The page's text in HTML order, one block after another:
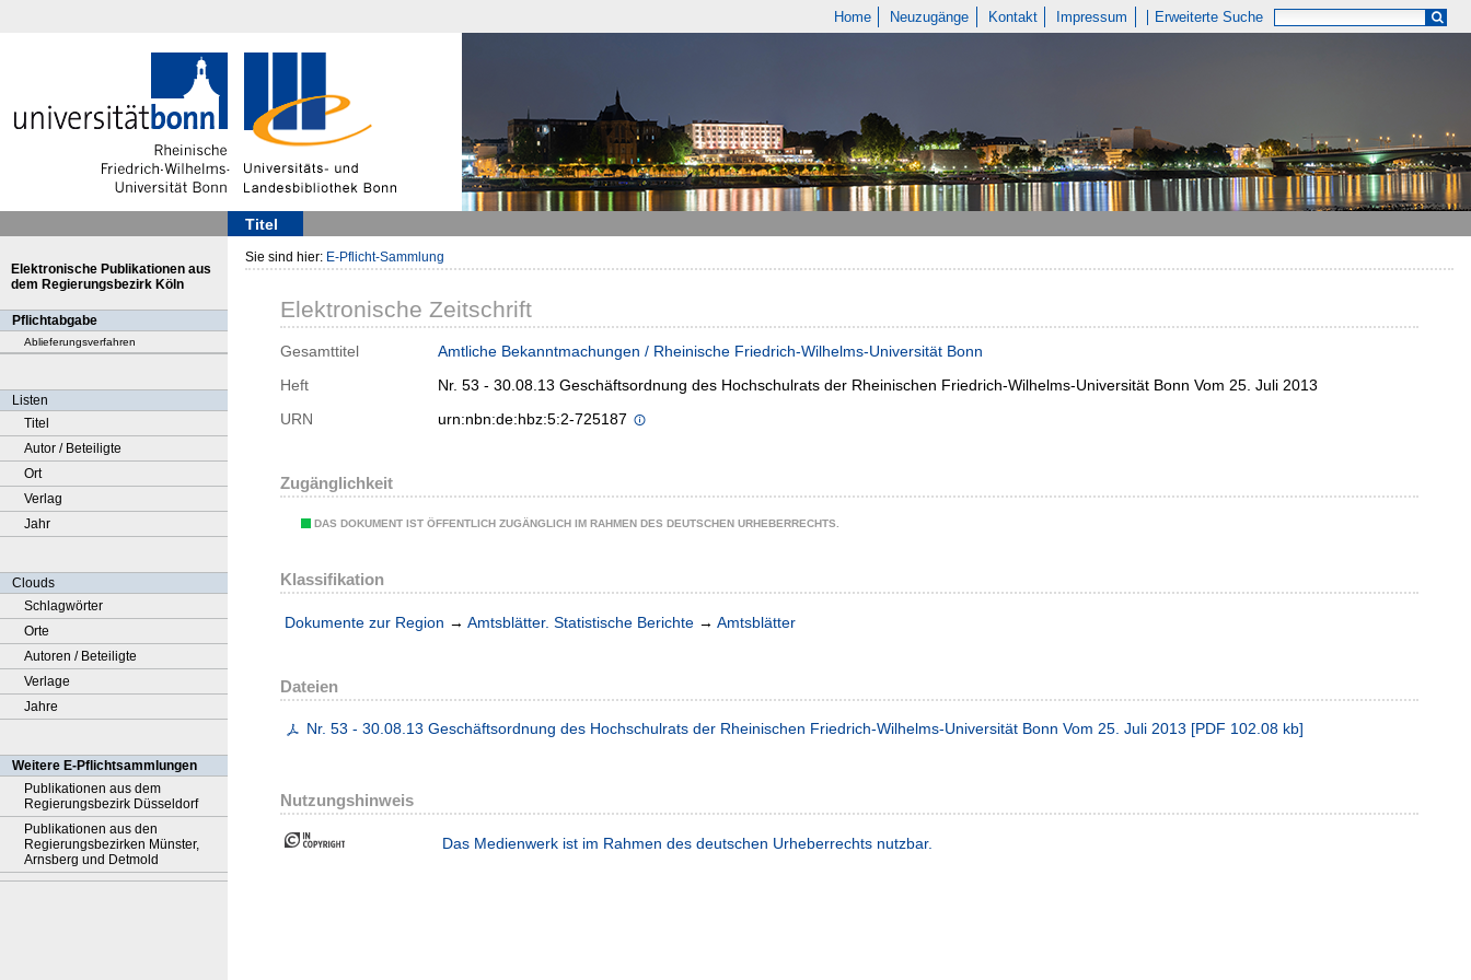
Home Neuzugänge Kontakt Impressum Erweiterte Suche
Titel
Elektronische Publikationen aus
dem Regierungsbezirk Köln
Pflichtabgabe
Ablieferungsverfahren
Listen
Titel
Autor / Beteiligte
Ort
Verlag
Jahr
Clouds
Schlagwörter
Orte
Autoren / Beteiligte
Verlage
Jahre
Weitere E-Pflichtsammlungen
Publikationen aus dem
Regierungsbezirk Düsseldorf
Publikationen aus den
Regierungsbezirken Münster,
Arnsberg und Detmold
Sie sind hier: E-Pflicht-Sammlung
Elektronische Zeitschrift
Gesamttitel
Amtliche Bekanntmachungen / Rheinische Friedrich-Wilhelms-Universität Bonn
Heft
Nr. 53 - 30.08.13 Geschäftsordnung des Hochschulrats der Rheinischen Friedrich-Wilhelms-Universität Bonn Vom 25. Juli 2013
URN
urn:nbn:de:hbz:5:2-725187
Zugänglichkeit
DAS DOKUMENT IST ÖFFENTLICH ZUGÄNGLICH IM RAHMEN DES DEUTSCHEN URHEBERRECHTS.
Klassifikation
Dokumente zur Region → Amtsblätter. Statistische Berichte → Amtsblätter
Dateien
Nr. 53 - 30.08.13 Geschäftsordnung des Hochschulrats der Rheinischen Friedrich-Wilhelms-Universität Bonn Vom 25. Juli 2013 [PDF 102.08 kb]
Nutzungshinweis
Das Medienwerk ist im Rahmen des deutschen Urheberrechts nutzbar.